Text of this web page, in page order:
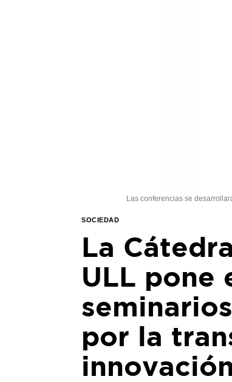
Las conferencias se
SOCIEDAD
La
ULL pone
por la